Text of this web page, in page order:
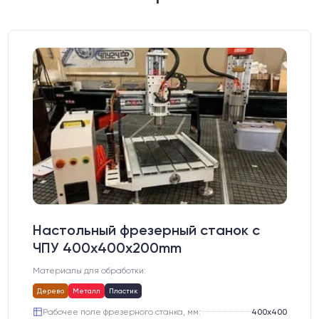
Настольный фрезерный станок с
ЧПУ 400x400x200mm
Материалы для обработки:
Дерево Металл Пластик
Рабочее поле фрезерного станка, мм:
400х400